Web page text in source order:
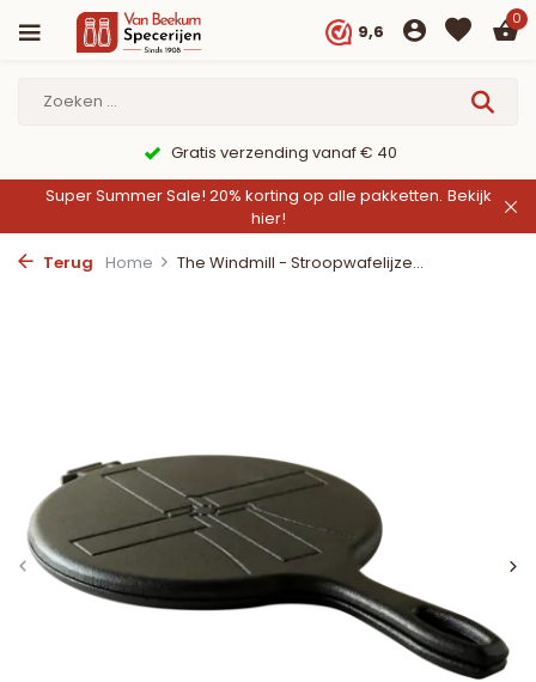
9,6
0
Gratis verzending vanaf € 40
Super Summer Sale! 20% korting op alle pakketten. Bekijk
hier!
Terug
Home The Windmill - Stroopwafelijze...